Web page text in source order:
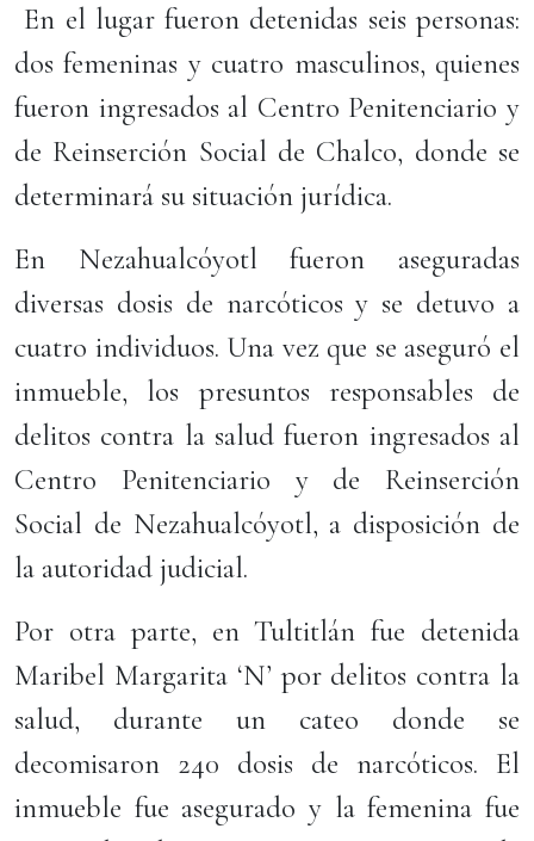
En el lugar fueron detenidas seis personas:
dos femeninas y cuatro masculinos, quienes
fueron ingresados al Centro Penitenciario y
de Reinserción Social de Chalco, donde se
determinará su situación jurídica.
En Nezahualcóyotl fueron aseguradas
diversas dosis de narcóticos y se detuvo a
cuatro individuos. Una vez que se aseguró el
inmueble, los presuntos responsables de
delitos contra la salud fueron ingresados al
Centro Penitenciario y de Reinserción
Social de Nezahualcóyotl, a disposición de
la autoridad judicial.
Por otra parte, en Tultitlán fue detenida
Maribel Margarita ‘N’ por delitos contra la
salud, durante un cateo donde se
decomisaron 240 dosis de narcóticos. El
inmueble fue asegurado y la femenina fue